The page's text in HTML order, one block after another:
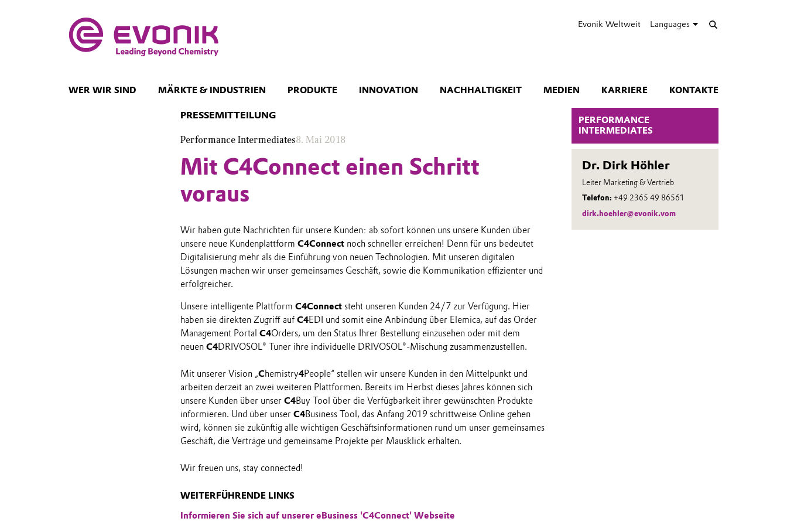
Evonik Weltweit Languages
WER WIR SIND MÄRKTE & INDUSTRIEN PRODUKTE INNOVATION NACHHALTIGKEIT MEDIEN KARRIERE KONTAKTE
PERFORMANCE
INTERMEDIATES
Dr. Dirk Höhler
Leiter Marketing & Vertrieb
Telefon: +49 2365 49 86561
dirk.hoehler@evonik.vom
PRESSEMITTEILUNG
Performance Intermediates8. Mai 2018
Mit C4Connect einen Schritt
voraus
Wir haben gute Nachrichten für unsere Kunden: ab sofort können uns unsere Kunden über
unsere neue Kundenplattform C4Connectnoch schneller erreichen! Denn für uns bedeutet
Digitalisierung mehr als die Einführung von neuen Technologien. Mit unseren digitalen
Lösungen machen wir unser gemeinsames Geschäft, sowie die Kommunikation effizienter und
erfolgreicher.
Unsere intelligente Plattform C4Connectsteht unseren Kunden 24/7 zur Verfügung. Hier
haben sie direkten Zugriff aufC4EDI und somit eine Anbindung über Elemica, auf das Order
Management Portal C4Orders, um den Status Ihrer Bestellung einzusehen oder mit dem
neuen C4DRIVOSOL® Tuner ihre individuelle DRIVOSOL®-Mischung zusammenzustellen.
Mit unserer Vision „Chemistry4People“ stellen wir unsere Kunden in den Mittelpunkt und
arbeiten derzeit an zwei weiteren Plattformen. Bereits im Herbst dieses Jahres können sich
unsere Kunden über unser C4Buy Tool über die Verfügbarkeit ihrer gewünschten Produkte
informieren. Und über unser C4Business Tool, das Anfang 2019 schrittweise Online gehen
wird, können sie zukünftig alle wichtigen Geschäftsinformationen rund um unser gemeinsames
Geschäft, die Verträge und gemeinsame Projekte per Mausklick erhalten.
Wir freuen uns, stay connected!
WEITERFÜHRENDE LINKS
Informieren Sie sich auf unserer eBusiness 'C4Connect' Webseite